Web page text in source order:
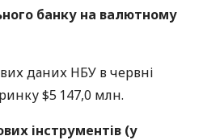
банку на валютному
даних НБУ в червні
$5 147,0 млн.
інструментів (у